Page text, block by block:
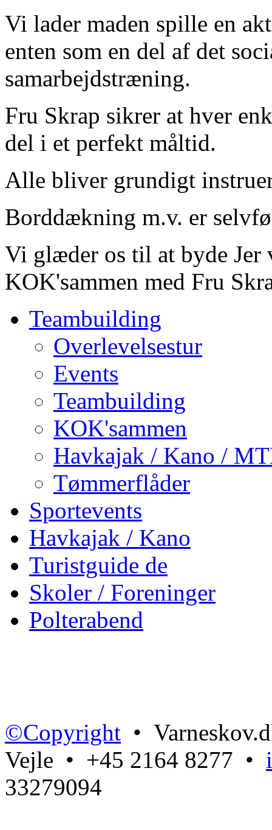
Vi lader maden spille en
enten som en del af det
samarbejdstræning.
Fru Skrap sikrer at hver
del i et perfekt måltid.
Alle bliver grundigt
Borddækning m.v. er
Vi glæder os til at byde
KOK'sammen med Fru
Teambuilding
Overlevelsestur
Events
Teambuilding
KOK'sammen
Havkajak / Kano /
Tømmerflåder
Sportevents
Havkajak / Kano
Turistguide de
Skoler / Foreninger
Polterabend
©Copyright •
Vejle • +45 2164 8277 •
33279094